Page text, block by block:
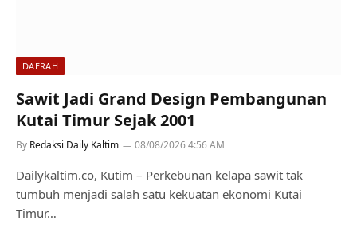
DAERAH
Sawit Jadi Grand Design Pembangunan
Kutai Timur Sejak 2001
By Redaksi Daily Kaltim 08/08/2026 4:56 AM
Dailykaltim.co, Kutim – Perkebunan kelapa sawit tak
tumbuh menjadi salah satu kekuatan ekonomi Kutai
Timur…